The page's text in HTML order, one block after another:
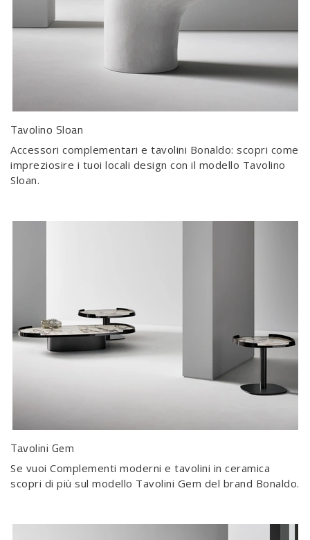
Tavolino Sloan
Accessori complementari e tavolini Bonaldo: scopri come
impreziosire i tuoi locali design con il modello Tavolino
Sloan.
Tavolini Gem
Se vuoi Complementi moderni e tavolini in ceramica
scopri di più sul modello Tavolini Gem del brand Bonaldo.